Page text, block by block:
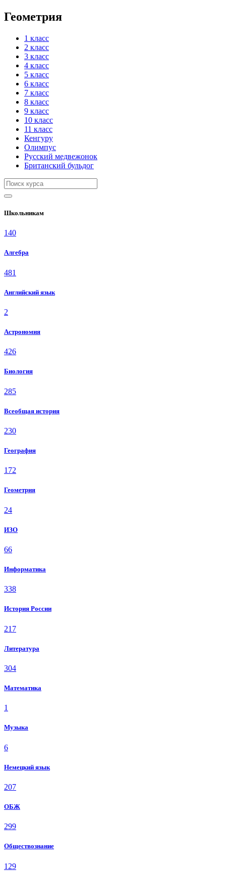
Геометрия
1 класс
2 класс
3 класс
4 класс
5 класс
6 класс
7 класс
8 класс
9 класс
10 класс
11 класс
Кенгуру
Олимпус
Русский медвежонок
Британский бульдог
Школьникам
140
Алгебра
481
Английский язык
2
Астрономия
426
Биология
285
Всеобщая история
230
География
172
Геометрия
24
ИЗО
66
Информатика
338
История России
217
Литература
304
Математика
1
Музыка
6
Немецкий язык
207
ОБЖ
299
Обществознание
129